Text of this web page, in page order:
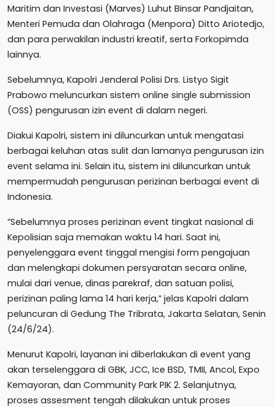
Maritim dan Investasi (Marves) Luhut Binsar Pandjaitan,
Menteri Pemuda dan Olahraga (Menpora) Ditto Ariotedjo,
dan para perwakilan industri kreatif, serta Forkopimda
lainnya.
Sebelumnya, Kapolri Jenderal Polisi Drs. Listyo Sigit
Prabowo meluncurkan sistem online single submission
(OSS) pengurusan izin event di dalam negeri.
Diakui Kapolri, sistem ini diluncurkan untuk mengatasi
berbagai keluhan atas sulit dan lamanya pengurusan izin
event selama ini. Selain itu, sistem ini diluncurkan untuk
mempermudah pengurusan perizinan berbagai event di
Indonesia.
“Sebelumnya proses perizinan event tingkat nasional di
Kepolisian saja memakan waktu 14 hari. Saat ini,
penyelenggara event tinggal mengisi form pengajuan
dan melengkapi dokumen persyaratan secara online,
mulai dari venue, dinas parekraf, dan satuan polisi,
perizinan paling lama 14 hari kerja,” jelas Kapolri dalam
peluncuran di Gedung The Tribrata, Jakarta Selatan, Senin
(24/6/24).
Menurut Kapolri, layanan ini diberlakukan di event yang
akan terselenggara di GBK, JCC, Ice BSD, TMII, Ancol, Expo
Kemayoran, dan Community Park PIK 2. Selanjutnya,
proses assesment tengah dilakukan untuk proses